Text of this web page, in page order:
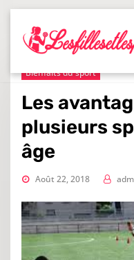
Skip
content
Bienfaits du sport
Les
plusieurs
âge
Août 22, 2018